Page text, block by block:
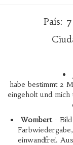
País:
habe bestimmt 2
eingeholt und
Wombert- Bild
einwandfrei.